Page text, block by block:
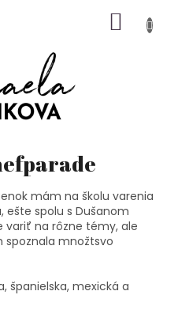
KOŠÍK
mám na školu varenia
ešte spolu s Dušanom
variť na rôzne témy, ale
spoznala množtsvo
španielska, mexická a